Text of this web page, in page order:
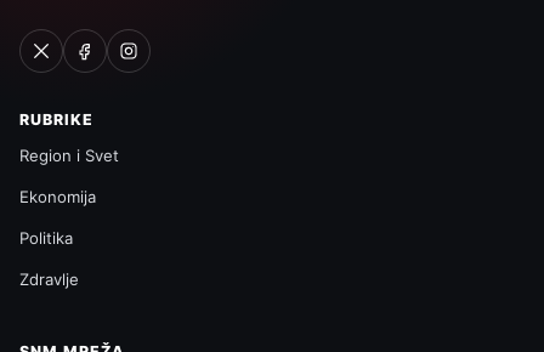
RUBRIKE
Region i Svet
Ekonomija
Politika
Zdravlje